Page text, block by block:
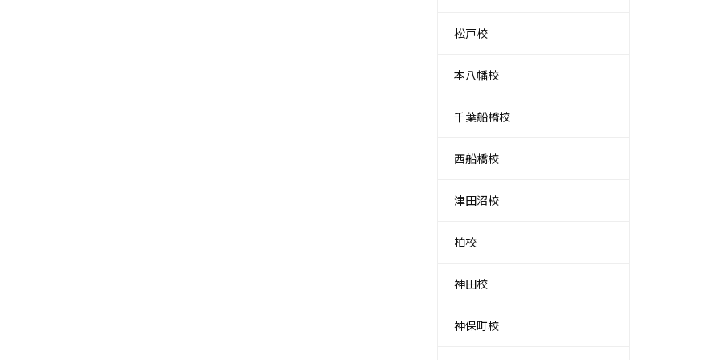
松戸校
本八幡校
千葉船橋校
西船橋校
津田沼校
柏校
神田校
神保町校